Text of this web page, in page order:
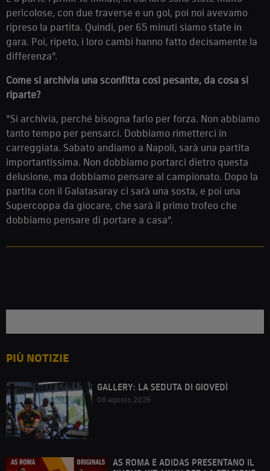
pericolose, con due traverse e un gol, poi noi avevamo
ripreso la partita. Quindi, per 65 minuti siamo state in
gara. Poi, ripeto, i loro cambi hanno fatto decisamente la
differenza".
Come si archivia una sconfitta così pesante, da cosa si
riparte?
"Si archivia, perché bisogna farlo per forza. Non abbiamo
tanto tempo per pensarci. Dobbiamo rimetterci in
carreggiata. Sabato andiamo a Napoli, sarà una partita
importantissima. Non dobbiamo portarci dietro questa
delusione, ma dobbiamo pensare al campionato. Dopo la
partita con il Galatasaray ci sarà una sosta, e poi una
Supercoppa da giocare, che sarà il primo trofeo che
dobbiamo pensare di portare a casa".
PIÙ NOTIZIE
GALLERY: LA SEDUTA DI GIOVEDÌ
06 agosto 2026
AS ROMA E ADIDAS PRESENTANO IL